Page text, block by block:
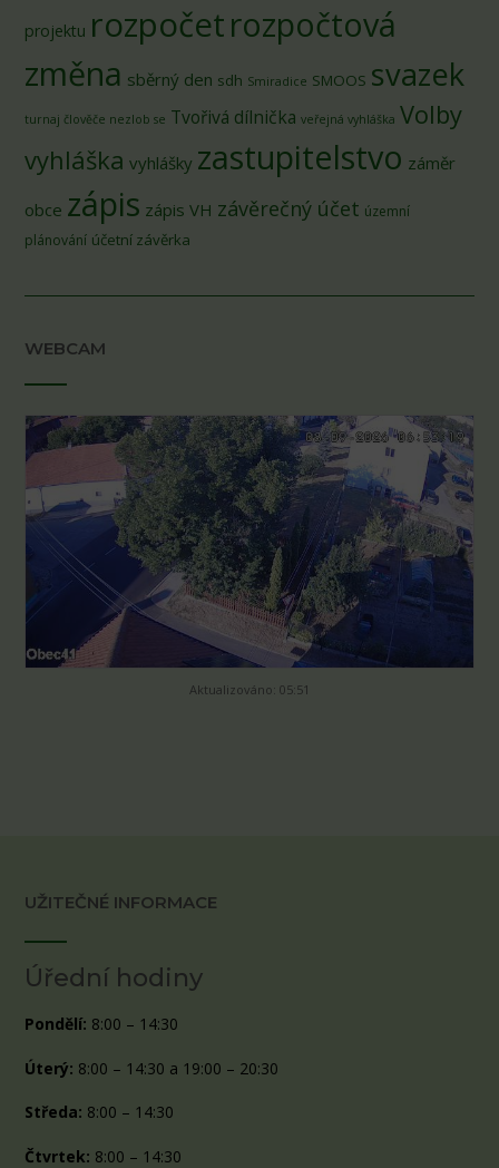
projektu rozpočetrozpočtová
změna sběrný den sdh Smiradice SMOOS svazek
turnaj člověče nezlob se Tvořivá dílnička veřejná vyhláška Volby
vyhláška vyhlášky zastupitelstvo záměr
obce zápis zápis VH závěrečný účet územní
plánování účetní závěrka
WEBCAM
Aktualizováno: 05:51
UŽITEČNÉ INFORMACE
Úřední hodiny
Pondělí: 8:00 – 14:30
Úterý: 8:00 – 14:30 a 19:00 – 20:30
Středa: 8:00 – 14:30
Čtvrtek: 8:00 – 14:30